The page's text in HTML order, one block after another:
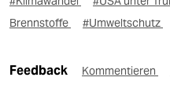
Brennstoffe
#Umweltschutz
Feedback Kommentieren